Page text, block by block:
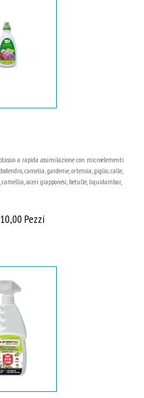
a rapida assimilazione con microelementi
camelia, gardenie, ortensia, giglio, calle,
aceri giapponesi, betulle, liquidambar,
Pezzi